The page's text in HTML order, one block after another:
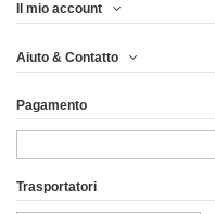
Il mio account
Aiuto & Contatto
Pagamento
Trasportatori